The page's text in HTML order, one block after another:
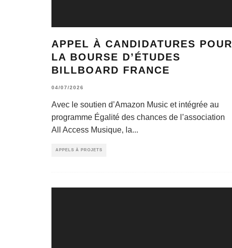
APPEL À CANDIDATURES POUR
LA BOURSE D’ÉTUDES
BILLBOARD FRANCE
04/07/2026
Avec le soutien d’Amazon Music et intégrée au
programme Égalité des chances de l’association
All Access Musique, la...
APPELS À PROJETS